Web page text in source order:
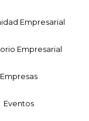
Empresarial
Empresarial
Empresas
Eventos